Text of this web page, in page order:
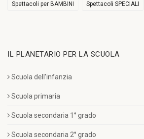
Spettacoli per BAMBINI Spettacoli SPECIALI
IL PLANETARIO PER LA SCUOLA
Scuola dell’infanzia
Scuola primaria
Scuola secondaria 1° grado
Scuola secondaria 2° grado